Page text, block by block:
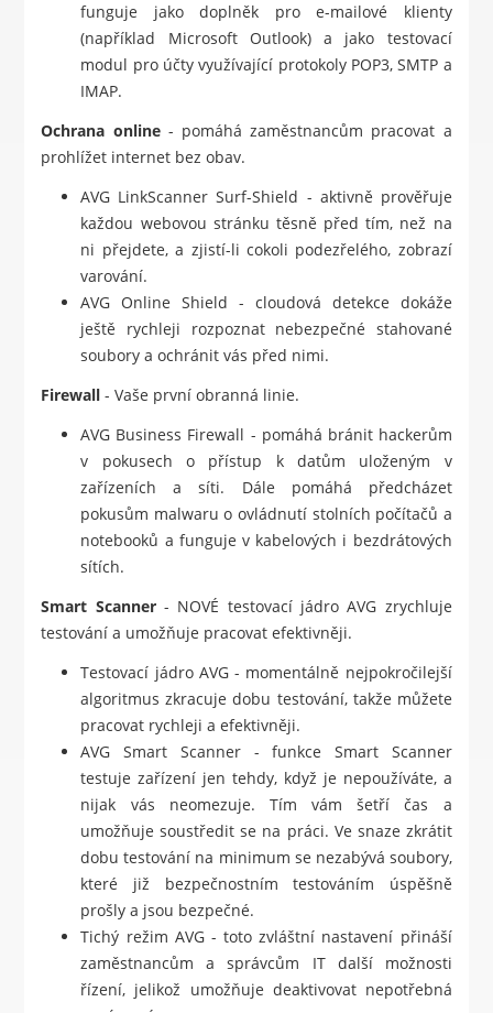
funguje jako doplněk pro e-mailové klienty
(například Microsoft Outlook) a jako testovací
modul pro účty využívající protokoly POP3, SMTP a
IMAP.
Ochrana online- pomáhá zaměstnancům pracovat a
prohlížet internet bez obav.
AVG LinkScanner Surf-Shield - aktivně prověřuje
každou webovou stránku těsně před tím, než na
ni přejdete, a zjistí-li cokoli podezřelého, zobrazí
varování.
AVG Online Shield - cloudová detekce dokáže
ještě rychleji rozpoznat nebezpečné stahované
soubory a ochránit vás před nimi.
Firewall - Vaše první obranná linie.
AVG Business Firewall - pomáhá bránit hackerům
v pokusech o přístup k datům uloženým v
zařízeních a síti. Dále pomáhá předcházet
pokusům malwaru o ovládnutí stolních počítačů a
notebooků a funguje v kabelových i bezdrátových
sítích.
Smart Scanner- NOVÉ testovací jádro AVG zrychluje
testování a umožňuje pracovat efektivněji.
Testovací jádro AVG - momentálně nejpokročilejší
algoritmus zkracuje dobu testování, takže můžete
pracovat rychleji a efektivněji.
AVG Smart Scanner - funkce Smart Scanner
testuje zařízení jen tehdy, když je nepoužíváte, a
nijak vás neomezuje. Tím vám šetří čas a
umožňuje soustředit se na práci. Ve snaze zkrátit
dobu testování na minimum se nezabývá soubory,
které již bezpečnostním testováním úspěšně
prošly a jsou bezpečné.
Tichý režim AVG - toto zvláštní nastavení přináší
zaměstnancům a správcům IT další možnosti
řízení, jelikož umožňuje deaktivovat nepotřebná